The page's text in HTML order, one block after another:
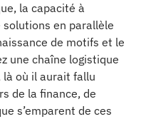
la capacité à
en parallèle
de motifs et le
une chaîne logistique
où il aurait fallu
de la finance, de
s’emparent de ces